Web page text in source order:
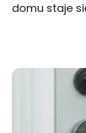
domu staje